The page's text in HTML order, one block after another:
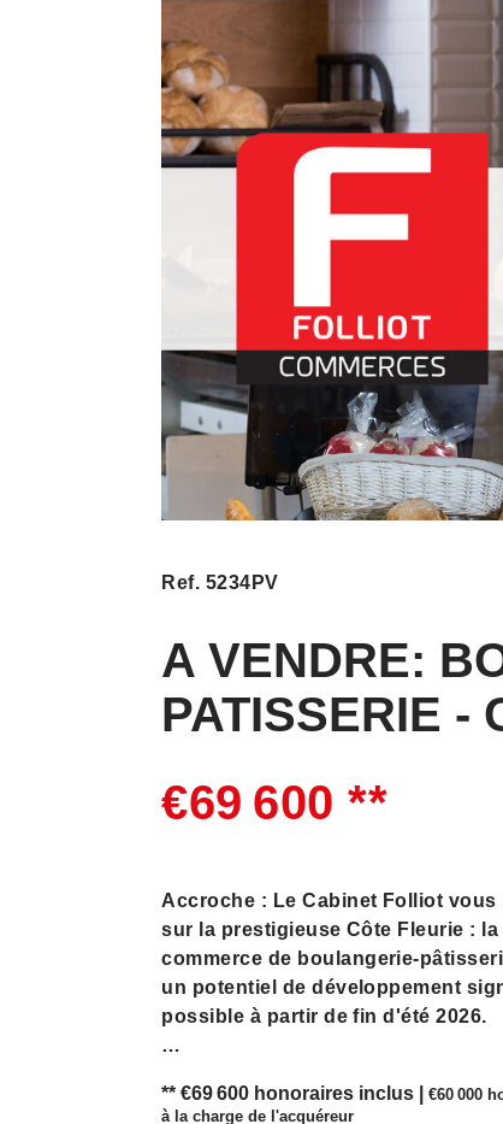
Ref. 5234PV
A VENDRE:
PATISSERIE -
€69 600 **
Accroche : Le Cabinet Folliot
sur la prestigieuse Côte Fleurie :
commerce de boulangerie-
un potentiel de développement
possible à partir de fin d'été 2026.
** €69 600 honoraires inclus |€60 000
à la charge de l'acquéreur